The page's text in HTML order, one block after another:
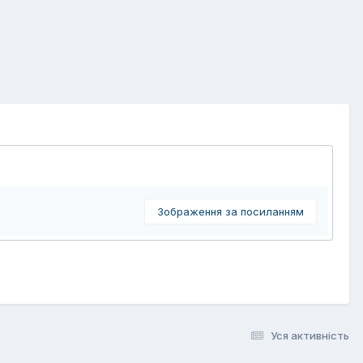
Зображення за посиланням
Уся активність